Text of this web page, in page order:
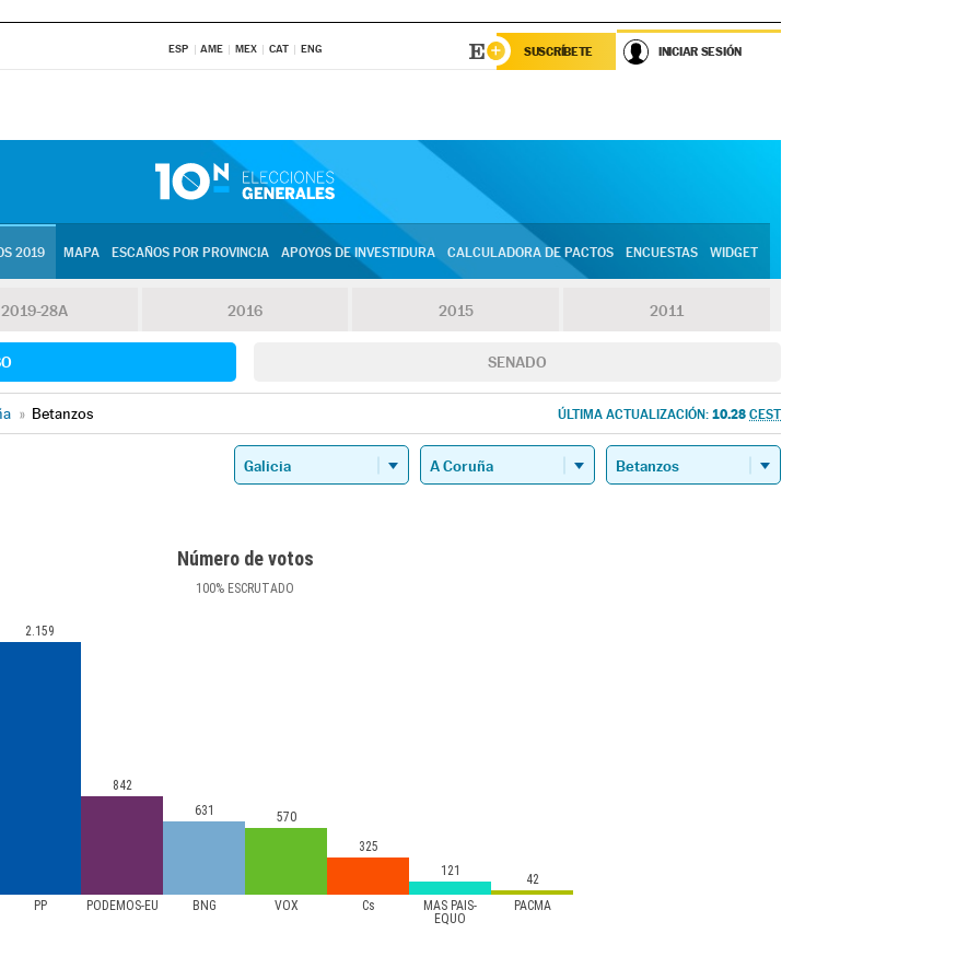
ESP AME MEX CAT ENG SUSCRÍBETE INICIAR SESIÓN
2019 MAPA ESCAÑOS POR PROVINCIA APOYOS DE INVESTIDURA CALCULADORA DE PACTOS ENCUESTAS WIDGET
2019-28A 2016 2015 2011
SENADO
» Betanzos ÚLTIMA ACTUALIZACIÓN: 10.28 CEST
Número de votos
100% ESCRUTADO
PP PODEMOS-EU BNG VOX Cs
MÁS PAÍS-
EQUO
PACMA
2.159
842
631
570
325
121
42